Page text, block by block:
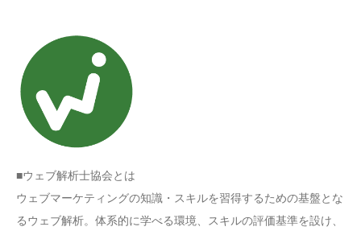
■ウェブ解析士協会とは
ウェブマーケティングの知識・スキルを習得するための基盤とな
るウェブ解析。体系的に学べる環境、スキルの評価基準を設け、